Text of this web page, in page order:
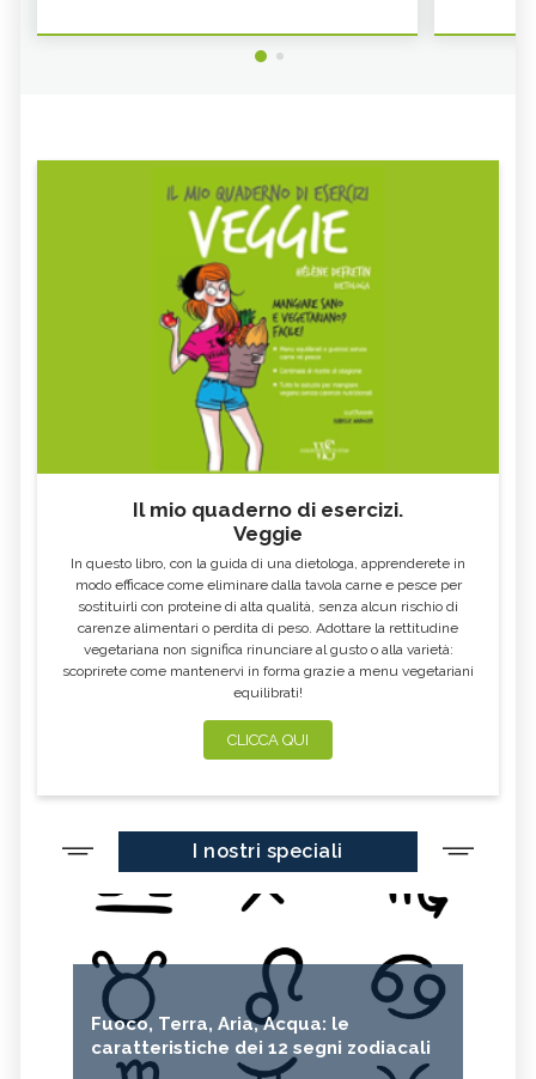
Il mio quaderno di esercizi.
Veggie
In questo libro, con la guida di una dietologa, apprenderete in
modo efficace come eliminare dalla tavola carne e pesce per
sostituirli con proteine di alta qualità, senza alcun rischio di
carenze alimentari o perdita di peso. Adottare la rettitudine
vegetariana non significa rinunciare al gusto o alla varietà:
scoprirete come mantenervi in forma grazie a menu vegetariani
equilibrati!
CLICCA QUI
I nostri speciali
Fuoco, Terra, Aria, Acqua: le
caratteristiche dei 12 segni zodiacali